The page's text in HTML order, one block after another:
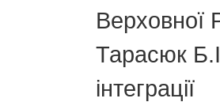
Верховної
Тарасюк
інтеграції